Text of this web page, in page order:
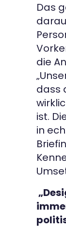
Das
die
dass
ist.
in